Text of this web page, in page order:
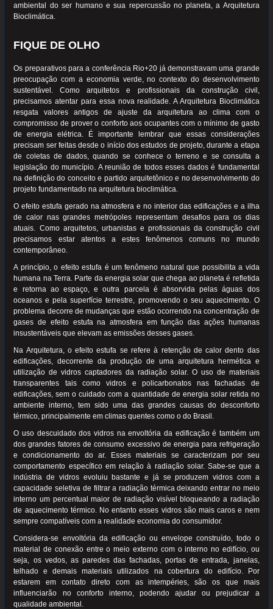
ambiental do ser humano e sua repercussão no planeta, a Arquitetura
Bioclimática.
FIQUE DE OLHO
Os preparativos para a conferência Rio+20 já demonstravam uma grande
preocupação com a economia verde, no contexto do desenvolvimento
sustentável. Como arquitetos e profissionais da construção civil,
precisamos atentar para essa nova realidade. A Arquitetura Bioclimática
resgata valores antigos de ajuste da arquitetura ao clima com o
compromisso de prover o conforto aos ocupantes com o mínimo de gasto
de energia elétrica. É importante lembrar que essas considerações
precisam ser feitas desde o início dos estudos de projeto, durante a etapa
de coletas de dados, quando se conhece o terreno e se consulta a
legislação do município. A reunião de todos esses dados é fundamental
na definição do conceito e partido arquitetônico e no desenvolvimento do
projeto fundamentado na arquitetura bioclimática.
O efeito estufa gerado na atmosfera e no interior das edificações e a ilha
de calor nas grandes metrópoles representam desafios para os dias
atuais. Como arquitetos, urbanistas e profissionais da construção civil
precisamos estar atentos a estes fenômenos comuns no mundo
contemporâneo.
A princípio, o efeito estufa é um fenômeno natural que possibilita a vida
humana na Terra. Parte da energia solar que chega ao planeta é refletida
e retorna ao espaço, e outra parcela é absorvida pelas águas dos
oceanos e pela superfície terrestre, promovendo o seu aquecimento. O
problema decorre de mudanças que estão ocorrendo na concentração de
gases de efeito estufa na atmosfera em função das ações humanas
insustentáveis que elevam as emissões desses gases.
Na Arquitetura, o efeito estufa se refere à retenção de calor dento das
edificações, decorrente da produção de uma arquitetura hermética e
utilização de vidros captadores da radiação solar. O uso de materiais
transparentes tais como vidros e policarbonatos nas fachadas de
edificações, sem o cuidado com a quantidade de energia solar retida no
ambiente interno, tem sido uma das grandes causas do desconforto
térmico, principalmente em climas quentes como o do Brasil.
O uso descuidado dos vidros na envoltória da edificação é também um
dos grandes fatores de consumo excessivo de energia para refrigeração
e condicionamento do ar. Esses materiais se caracterizam por seu
comportamento específico em relação à radiação solar. Sabe-se que a
indústria de vidros evoluiu bastante e já se produzem vidros com a
capacidade seletiva de filtrar a radiação térmica deixando entrar no meio
interno um percentual maior de radiação visível bloqueando a radiação
de aquecimento térmico. No entanto esses vidros são mais caros e nem
sempre compatíveis com a realidade economia do consumidor.
Considera-se envoltória da edificação ou envelope construído, todo o
material de conexão entre o meio externo com o interno no edifício, ou
seja, os vedos, as paredes das fachadas, portas de entrada, janelas,
telhado e demais materiais utilizados na cobertura do edifício. Por
estarem em contato direto com as intempéries, são os que mais
influenciarão no conforto interno, podendo ajudar ou prejudicar a
qualidade ambiental.